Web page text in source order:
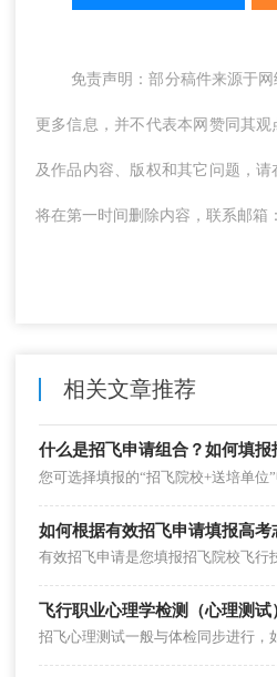
免责声明：部分稿件来源于
更多信息，并不代表本网赞同其
及作品内容、版权和其它问题，
将在第一时间删除内容，联系邮箱：
相关文章推荐
什么是招飞申请组合？如何填报
如何根据有效招飞申请填报高考
飞行职业心理学检测（心理测试